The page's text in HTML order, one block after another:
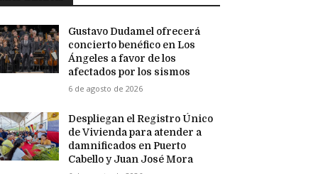
Gustavo Dudamel ofrecerá
concierto benéfico en Los
Ángeles a favor de los
afectados por los sismos
6 de agosto de 2026
Despliegan el Registro Único
de Vivienda para atender a
damnificados en Puerto
Cabello y Juan José Mora